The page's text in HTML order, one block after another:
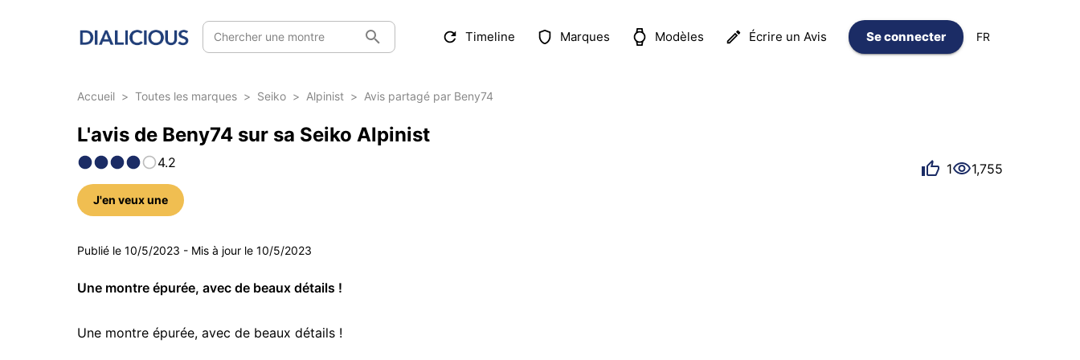
Chercher une montre Timeline Marques Modèles Écrire un Avis Se connecter FR
Accueil > Toutes les marques > Seiko > Alpinist > Avis partagé par Beny74
L'avis de Beny74 sur sa Seiko Alpinist
4.2
J'en veux une
1 1,755
Publié le 10/5/2023 - Mis à jour le 10/5/2023
Une montre épurée, avec de beaux détails !
Une montre épurée, avec de beaux détails !